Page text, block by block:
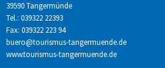
39590 Tangermünde
Tel.: 039322 22393
Fax: 039322 223 94
buero@tourismus-tangermuende.de
www.tourismus-tangermuende.de